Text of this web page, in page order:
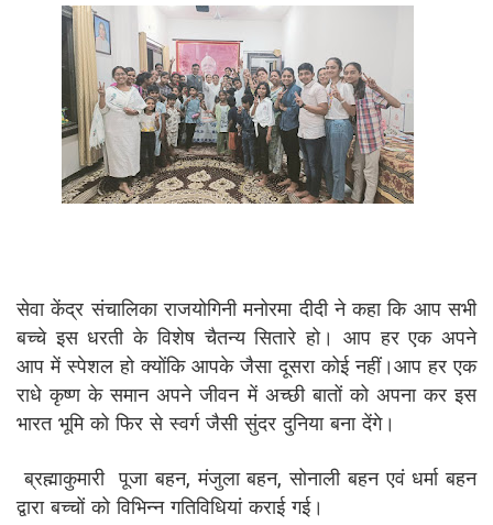
सेवा केंद्र संचालिका राजयोगिनी मनोरमा दीदी ने कहा कि आप सभी
बच्चे इस धरती के विशेष चैतन्य सितारे हो। आप हर एक अपने
आप में स्पेशल हो क्योंकि आपके जैसा दूसरा कोई नहीं।आप हर एक
राधे कृष्ण के समान अपने जीवन में अच्छी बातों को अपना कर इस
भारत भूमि को फिर से स्वर्ग जैसी सुंदर दुनिया बना देंगे।
ब्रह्माकुमारी पूजा बहन, मंजुला बहन, सोनाली बहन एवं धर्मा बहन
द्वारा बच्चों को विभिन्न गतिविधियां कराई गई।